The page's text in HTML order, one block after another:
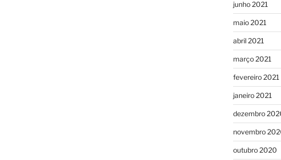
junho 2021
maio 2021
abril 2021
março 2021
fevereiro 2021
janeiro 2021
dezembro
novembro
outubro 2020